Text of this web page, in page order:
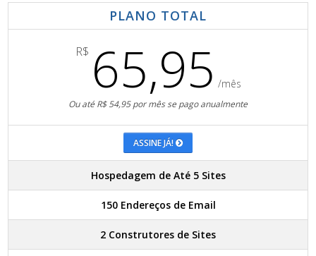
PLANO TOTAL
R$ 65,95 /mês
Ou até R$ 54,95 por mês se pago anualmente
ASSINE JÁ!
Hospedagem de Até 5 Sites
150 Endereços de Email
2 Construtores de Sites